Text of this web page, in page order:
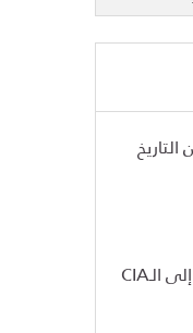
رسالة من الاستخبارات التركية إلى الـCIA